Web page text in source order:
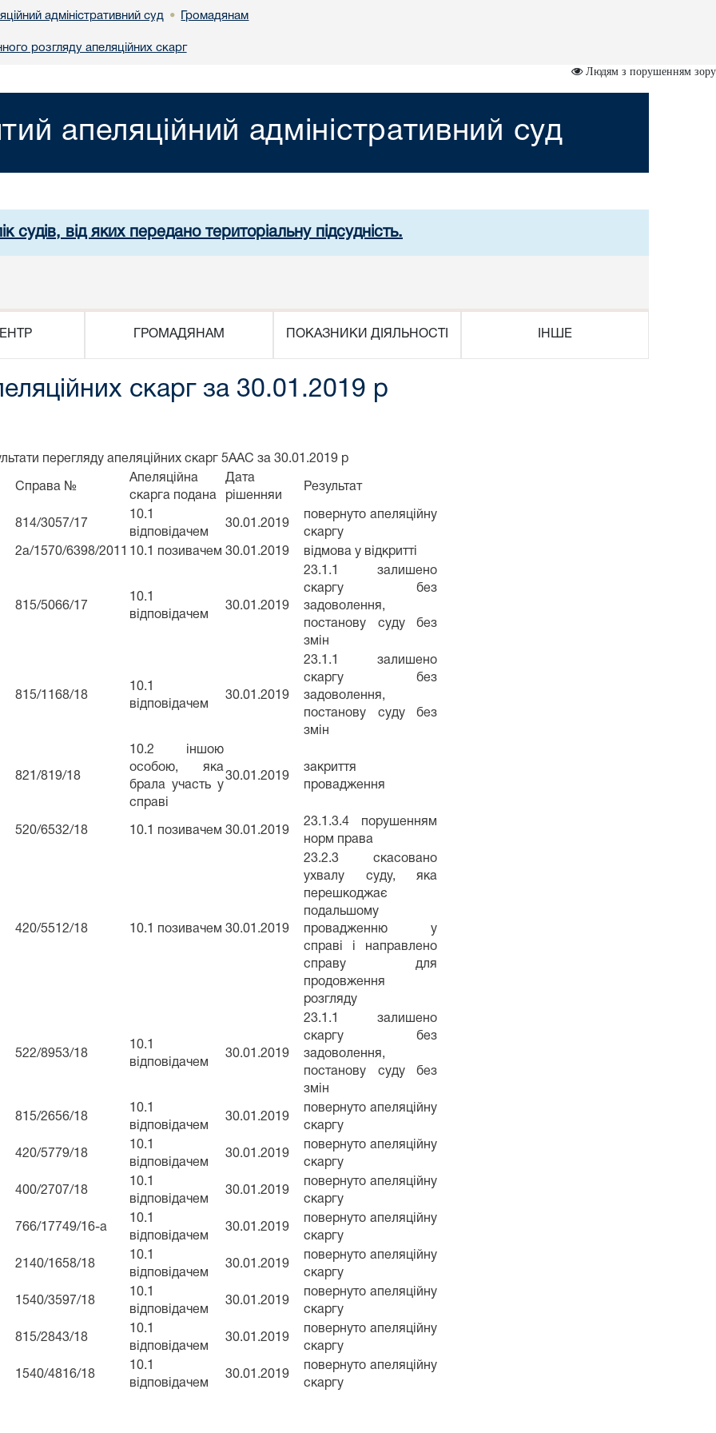
адміністративний суд • Громадянам
розгляду апеляційних скарг
Людям з порушенням зору
апеляційний адміністративний суд
судів, від яких передано територіальну підсудність.
ГРОМАДЯНАМ ПОКАЗНИКИ ДІЯЛЬНОСТІ ІНШЕ
скарг за 30.01.2019 р
перегляду апеляційних скарг 5ААС за 30.01.2019 р
Справа №
Апеляційна
скарга подана
Дата
рішенняи
Результат
814/3057/17
10.1
відповідачем
30.01.2019
повернуто апеляційну
скаргу
2а/1570/6398/2011 10.1 позивачем 30.01.2019 відмова у відкритті
815/5066/17
10.1
відповідачем
30.01.2019
23.1.1 залишено
скаргу без
задоволення,
постанову суду без
змін
815/1168/18
10.1
відповідачем
30.01.2019
23.1.1 залишено
скаргу без
задоволення,
постанову суду без
змін
821/819/18
10.2 іншою
особою, яка
брала участь у
справі
30.01.2019
закриття
провадження
520/6532/18 10.1 позивачем 30.01.2019
23.1.3.4 порушенням
норм права
420/5512/18 10.1 позивачем 30.01.2019
23.2.3 скасовано
ухвалу суду, яка
перешкоджає
подальшому
провадженню у
справі і направлено
справу для
продовження
розгляду
522/8953/18
10.1
відповідачем
30.01.2019
23.1.1 залишено
скаргу без
задоволення,
постанову суду без
змін
815/2656/18
10.1
відповідачем
30.01.2019
повернуто апеляційну
скаргу
420/5779/18
10.1
відповідачем
30.01.2019
повернуто апеляційну
скаргу
400/2707/18
10.1
відповідачем
30.01.2019
повернуто апеляційну
скаргу
766/17749/16-а
10.1
відповідачем
30.01.2019
повернуто апеляційну
скаргу
2140/1658/18
10.1
відповідачем
30.01.2019
повернуто апеляційну
скаргу
1540/3597/18
10.1
відповідачем
30.01.2019
повернуто апеляційну
скаргу
815/2843/18
10.1
відповідачем
30.01.2019
повернуто апеляційну
скаргу
1540/4816/18
10.1
відповідачем
30.01.2019
повернуто апеляційну
скаргу